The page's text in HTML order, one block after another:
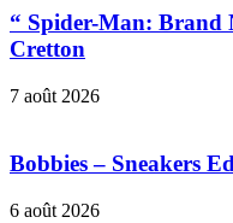
“ Spider-Man: Brand
Cretton
7 août 2026
Bobbies – Sneakers
6 août 2026